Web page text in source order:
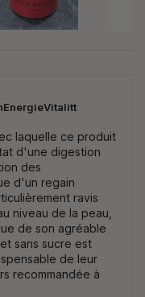
EnergieVitalitt
laquelle ce produit
d'une digestion
des
d'un regain
ravis
niveau de la peau,
de son agréable
sans sucre est
de leur
recommandée à